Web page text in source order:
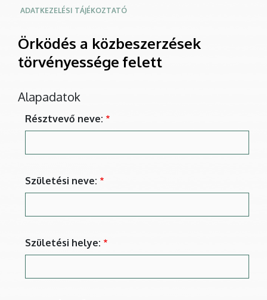
ADATKEZELÉSI TÁJÉKOZTATÓ
Örködés a közbeszerzések
törvényessége felett
Alapadatok
Résztvevő neve:
Születési neve:
Születési helye: